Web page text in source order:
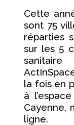
Cette
sont 75
réparties
sur les 5
la fois en
à
Cayenne,
ligne.